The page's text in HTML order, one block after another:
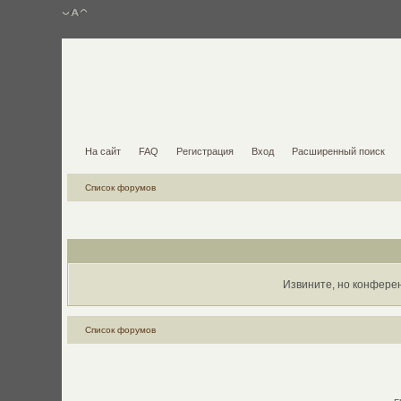
На сайт FAQ Регистрация Вход Расширенный поиск
Список форумов
Извините, но
Список форумов